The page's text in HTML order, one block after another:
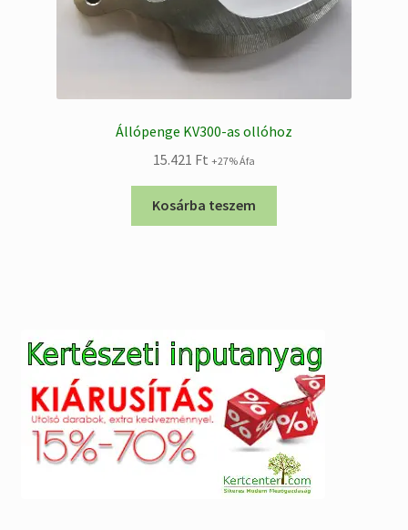
Állópenge KV300-as ollóhoz
15.421 Ft +27% Áfa
Kosárba teszem